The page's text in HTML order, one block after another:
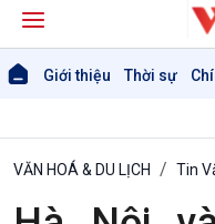
Giới thiệu Thời sự
VĂN HOÁ & DU LỊCH Tin